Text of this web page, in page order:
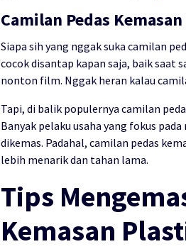
Camilan Pedas
Siapa sih yang nggak suka camilan
cocok disantap kapan saja, baik saat
nonton film. Nggak heran kalau
Tapi, di balik populernya camilan
Banyak pelaku usaha yang fokus
dikemas. Padahal, camilan pedas
lebih menarik dan tahan lama.
Tips
Kemasan